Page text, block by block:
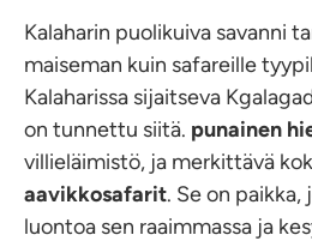
Kalaharin puolikuiva savanni
maiseman kuin safareille
Kalaharissa sijaitseva
on tunnettu siitä. punainen
villieläimistö, ja merkittävä
aavikkosafarit. Se on
luontoa sen raaimmassa ja